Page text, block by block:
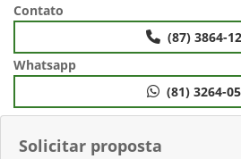
Solicitar proposta
Contato
(87) 3864-
Whatsapp
(81) 3264-